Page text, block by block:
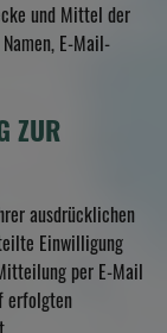
und Mittel der
E-Mail-
ZUR
ausdrücklichen
Einwilligung
per E-Mail
erfolgten